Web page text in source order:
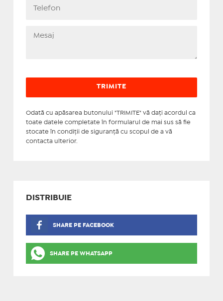
Odată cu apăsarea butonului "TRIMITE" vă daţi acordul ca
toate datele completate în formularul de mai sus să fie
stocate în condiţii de siguranţă cu scopul de a vă
contacta ulterior.
DISTRIBUIE
SHARE PE FACEBOOK
SHARE PE WHATSAPP